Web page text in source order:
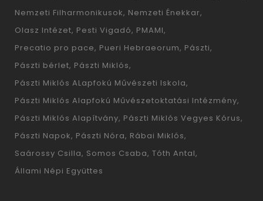
Nemzeti Filharmonikusok Nemzeti Énekkar
Olasz Intézet Pesti Vigadó PMAMI
Precatio pro pace Pueri Hebraeorum Pászti
Pászti bérlet Pászti Miklós
Pászti Miklós ALapfokú Művészeti Iskola
Pászti Miklós Alapfokú Művészetoktatási Intézmény
Pászti Miklós Alapítvány Pászti Miklós Vegyes Kórus
Pászti Napok Pászti Nóra Rábai Miklós
Saárossy Csilla Somos Csaba Tóth Antal
Állami Népi Együttes